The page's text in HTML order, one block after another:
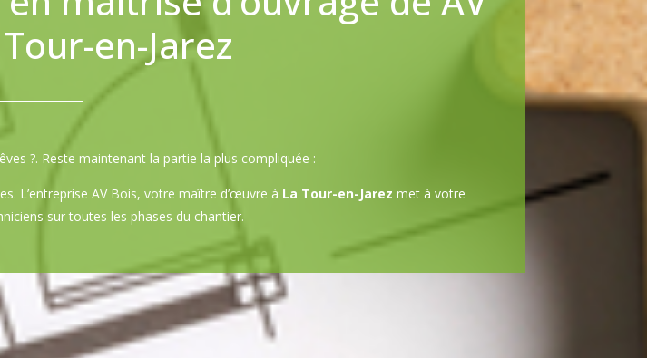
en-Jarez
?. Reste maintenant la partie la plus compliquée :
L’entreprise AV Bois, votre maître d’œuvre à La Tour-en-Jarez met à votre
sur toutes les phases du chantier.